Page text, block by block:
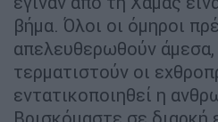
βήμα. Όλοι οι όμηροι
απελευθερωθούν άμεσα,
τερματιστούν οι
εντατικοποιηθεί η